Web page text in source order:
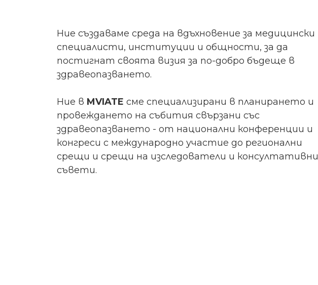
Ние създаваме среда на вдъхновение за медицински
специалисти, институции и общности, за да
постигнат своята визия за по-добро бъдеще в
здравеопазването.
Ние в MVIATE сме специализирани в планирането и
провеждането на събития свързани със
здравеопазването - от национални конференции и
конгреси с международно участие до регионални
срещи и срещи на изследователи и консултативни
съвети.